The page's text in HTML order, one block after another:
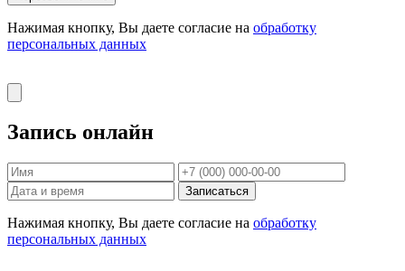
Нажимая кнопку, Вы даете согласие на обработку
персональных данных
Запись онлайн
Записаться
Нажимая кнопку, Вы даете согласие на обработку
персональных данных